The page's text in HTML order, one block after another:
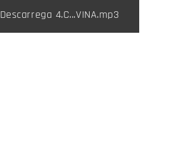
Descarrega 4.C...VINA.mp3